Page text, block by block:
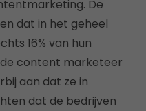
De
dat in het geheel
16% van hun
content marketeer
aan dat ze in
dat de bedrijven